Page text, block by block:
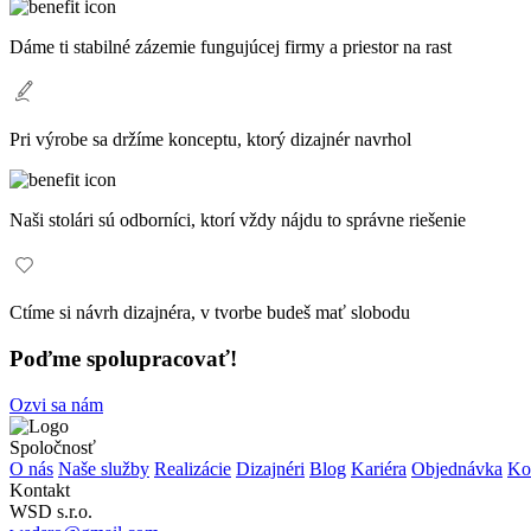
Dáme ti stabilné zázemie fungujúcej firmy a priestor na rast
Pri výrobe sa držíme konceptu, ktorý dizajnér navrhol
Naši stolári sú odborníci, ktorí vždy nájdu to správne riešenie
Ctíme si návrh dizajnéra, v tvorbe budeš mať slobodu
Poďme spolupracovať!
Ozvi sa nám
Spoločnosť
O nás Naše služby Realizácie Dizajnéri Blog Kariéra Objednávka
Kontakt
WSD s.r.o.